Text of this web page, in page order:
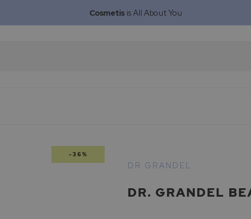
Cosmetisis All About You
-36%
DR. GRANDEL
DR GRANDEL